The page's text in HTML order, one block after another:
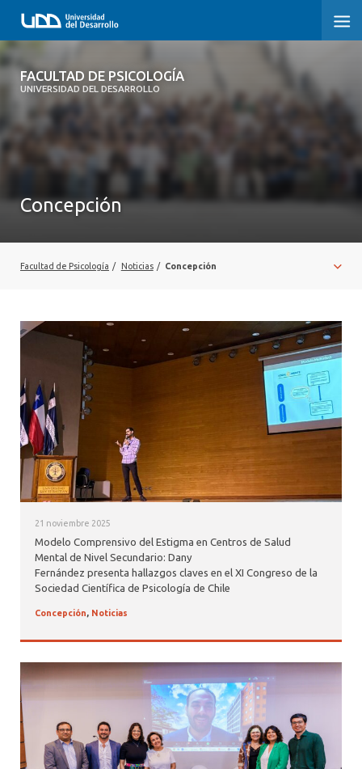
FACULTAD DE PSICOLOGÍA
UNIVERSIDAD DEL DESARROLLO
FACULTAD DE PSICOLOGÍA
VINCULACIÓN CON EL MEDIO
ALUMNI PSICOLOGÍA UDD
SERVICIO DE PSICOLOGÍA INTEGRAL
Concepción
Facultad de Psicología / Noticias / Concepción
21 noviembre 2025
Modelo Comprensivo del Estigma en Centros de Salud
Mental de Nivel Secundario: Dany
Fernández presenta hallazgos claves en el XI Congreso de la
Sociedad Científica de Psicología de Chile
Concepción, Noticias